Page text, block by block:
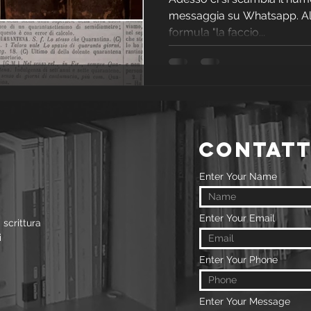
messaggia su Whatsapp.
formula "la faccio...
scrittura
Enter Your Name
Enter Your Email
Enter Your Phone
Enter Your Message